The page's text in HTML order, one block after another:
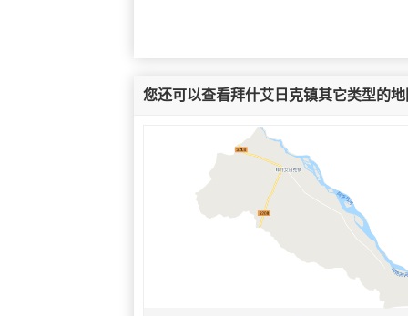
您还可以查看拜什艾日克镇其它类型的地